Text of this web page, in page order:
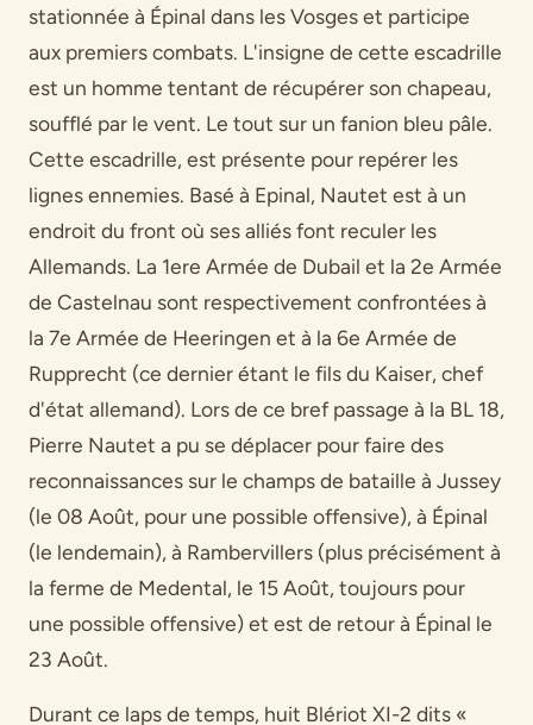
stationnée à Épinal dans les Vosges et participe
aux premiers combats. L'insigne de cette escadrille
est un homme tentant de récupérer son chapeau,
soufflé par le vent. Le tout sur un fanion bleu pâle.
Cette escadrille, est présente pour repérer les
lignes ennemies. Basé à Epinal, Nautet est à un
endroit du front où ses alliés font reculer les
Allemands. La 1ere Armée de Dubail et la 2e Armée
de Castelnau sont respectivement confrontées à
la 7e Armée de Heeringen et à la 6e Armée de
Rupprecht (ce dernier étant le fils du Kaiser, chef
d'état allemand). Lors de ce bref passage à la BL 18,
Pierre Nautet a pu se déplacer pour faire des
reconnaissances sur le champs de bataille à Jussey
(le 08 Août, pour une possible offensive), à Épinal
(le lendemain), à Rambervillers (plus précisément à
la ferme de Medental, le 15 Août, toujours pour
une possible offensive) et est de retour à Épinal le
23 Août.
Durant ce laps de temps, huit Blériot XI-2 dits «